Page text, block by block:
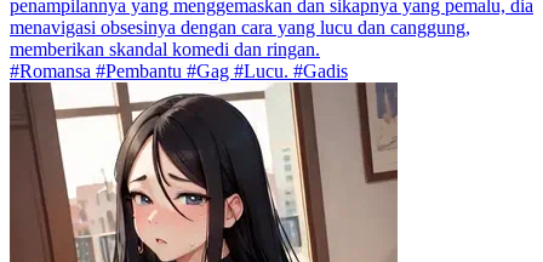
penampilannya yang menggemaskan dan sikapnya yang pemalu, dia
menavigasi obsesinya dengan cara yang lucu dan canggung,
memberikan skandal komedi dan ringan.
#Romansa #Pembantu #Gag #Lucu. #Gadis